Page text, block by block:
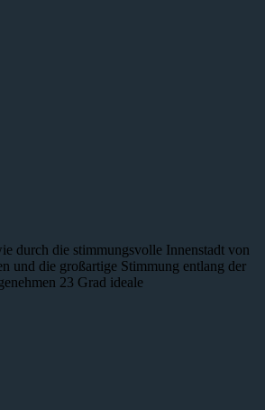
durch die stimmungsvolle Innenstadt von
und die großartige Stimmung entlang der
23 Grad ideale